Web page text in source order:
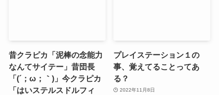
昔クラピカ「泥棒の念能力
なんてサイテー」昔団長
「(´；ω；｀)」今クラピカ
「はいステルスドルフィ
プレイステーション１の
事、覚えてることってあ
る？
2022年11月8日